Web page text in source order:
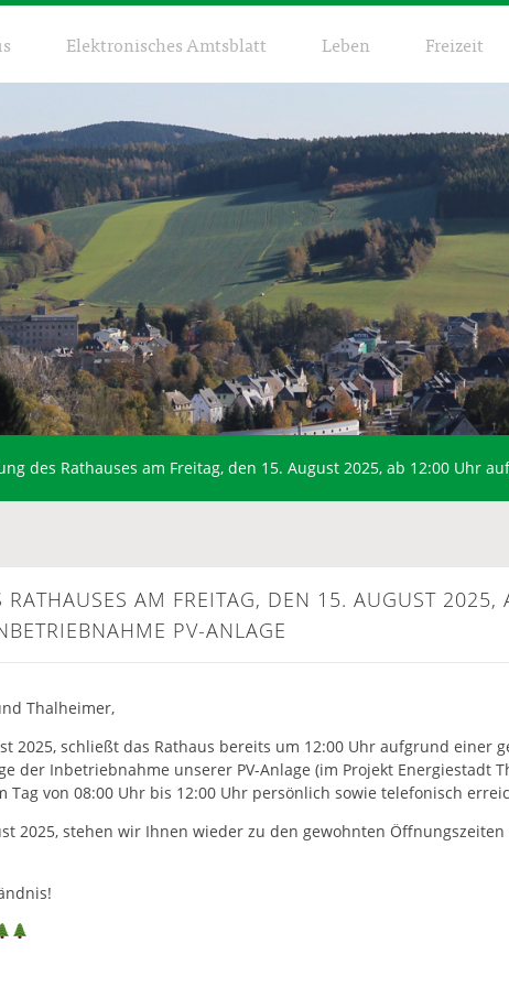
Elektronisches Amtsblatt Leben Freizeit
des Rathauses am Freitag, den 15. August 2025, ab 12:00 Uhr
RATHAUSES AM FREITAG, DEN 15. AUGUST 2025,
PV-ANLAGE
Thalheimer,
2025, schließt das Rathaus bereits um 12:00 Uhr aufgrund einer
der Inbetriebnahme unserer PV-Anlage (im Projekt Energiestadt
Tag von 08:00 Uhr bis 12:00 Uhr persönlich sowie telefonisch
2025, stehen wir Ihnen wieder zu den gewohnten